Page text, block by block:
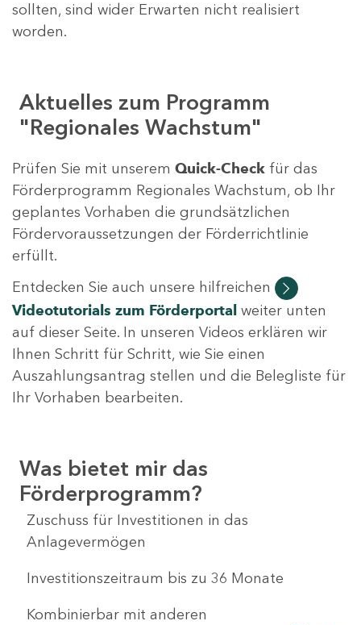
sollten, sind wider Erwarten nicht realisiert
worden.
Aktuelles zum Programm
"Regionales Wachstum"
Prüfen Sie mit unserem Quick-Check für das
Förderprogramm Regionales Wachstum, ob Ihr
geplantes Vorhaben die grundsätzlichen
Fördervoraussetzungen der Förderrichtlinie
erfüllt.
Entdecken Sie auch unsere hilfreichen
Videotutorials zum Förderportal weiter unten
auf dieser Seite. In unseren Videos erklären wir
Ihnen Schritt für Schritt, wie Sie einen
Auszahlungsantrag stellen und die Belegliste für
Ihr Vorhaben bearbeiten.
Was bietet mir das
Förderprogramm?
Zuschuss für Investitionen in das
Anlagevermögen
Investitionszeitraum bis zu 36 Monate
Kombinierbar mit anderen